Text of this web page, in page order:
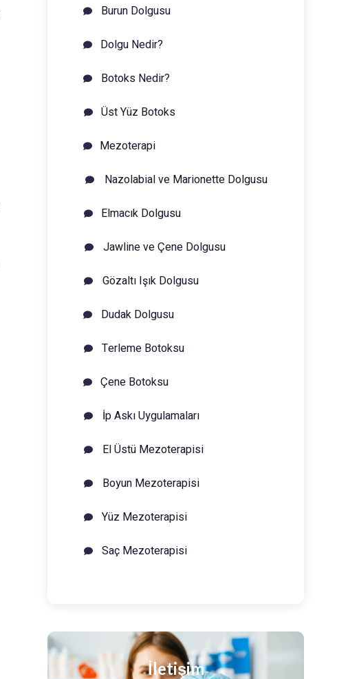
Burun Dolgusu
Dolgu Nedir?
Botoks Nedir?
Üst Yüz Botoks
Mezoterapi
Nazolabial ve Marionette Dolgusu
Elmacık Dolgusu
Jawline ve Çene Dolgusu
Gözaltı Işık Dolgusu
Dudak Dolgusu
Terleme Botoksu
Çene Botoksu
İp Askı Uygulamaları
El Üstü Mezoterapisi
Boyun Mezoterapisi
Yüz Mezoterapisi
Saç Mezoterapisi
İletişim